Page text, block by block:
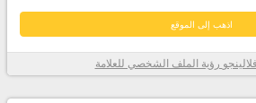
اذهب إلى الموقع
بفضل خوارزمية Flalingo | فلالينجو الذكية لاختيار المعلم، والتي تحدد الأنسب
لك من بين أكثر من 1600 مدرس لغة إنجليزية محترف، فقد قاموا بإدراج
رؤية الملف الشخصي للعلامة